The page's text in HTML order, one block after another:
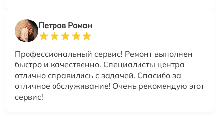
Петров Роман
Профессиональный сервис! Ремонт выполнен
быстро и качественно. Специалисты центра
отлично справились с задачей. Спасибо за
отличное обслуживание! Очень рекомендую этот
сервис!